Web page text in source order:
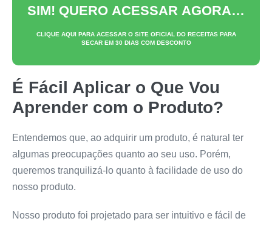
SIM! QUERO ACESSAR AGORA…
CLIQUE AQUI PARA ACESSAR O SITE OFICIAL DO RECEITAS PARA
SECAR EM 30 DIASCOM DESCONTO
É Fácil Aplicar o Que Vou
Aprender com o Produto?
Entendemos que, ao adquirir um produto, é natural ter
algumas preocupações quanto ao seu uso. Porém,
queremos tranquilizá-lo quanto à facilidade de uso do
nosso produto.
Nosso produto foi projetado para ser intuitivo e fácil de